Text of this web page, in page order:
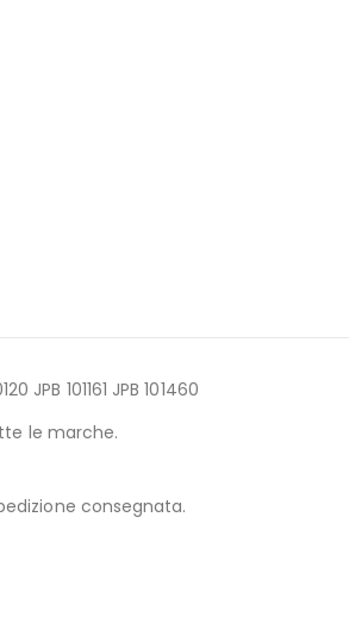
101161 JPB 101460
le marche.
consegnata.